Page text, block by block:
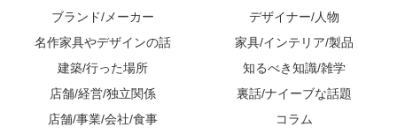
ブランド/メーカー
デザイナー/人物
名作家具やデザインの話
家具/インテリア/製品
建築/行った場所
知るべき知識/雑学
店舗/経営/独立関係
裏話/ナイーブな話題
店舗/事業/会社/食事
コラム